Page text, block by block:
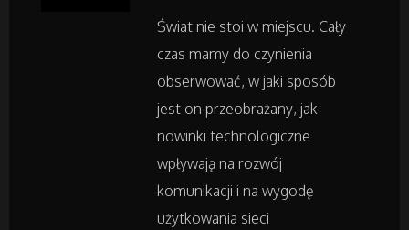
Rekreacja
Imprezy Integracyjne
Zajęcia Sportowe i Rekreacyjne
Świat nie stoi w miejscu. Cały
czas mamy do czynienia
obserwować, w jaki sposób
jest on przeobrażany, jak
nowinki technologiczne
wpływają na rozwój
komunikacji i na wygodę
użytkowania sieci